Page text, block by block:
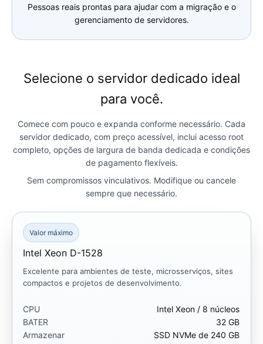
Pessoas reais prontas para ajudar com a migração e o
gerenciamento de servidores.
Selecione o servidor dedicado ideal
para você.
Comece com pouco e expanda conforme necessário. Cada
servidor dedicado, com preço acessível, inclui acesso root
completo, opções de largura de banda dedicada e condições
de pagamento flexíveis.
Sem compromissos vinculativos. Modifique ou cancele
sempre que necessário.
Valor máximo
Intel Xeon D-1528
Excelente para ambientes de teste, microsserviços, sites
compactos e projetos de desenvolvimento.
CPU
Intel Xeon / 8 núcleos
BATER
32 GB
Armazenar
SSD NVMe de 240 GB